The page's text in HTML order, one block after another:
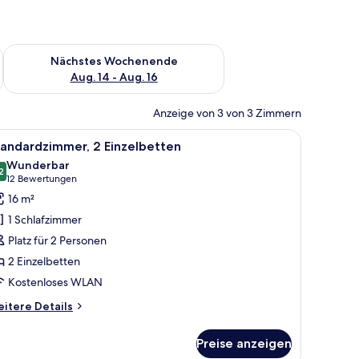
Aug. 7 - Aug. 9.
Nächstes Wochenende
Aug. 14 - Aug. 16
Überprüfe die Verfügbarkeit für nächstes Wochenende, Aug.
Anzeige von 3 von 3 Zimmern
runden Tisch und einer Couch.
einem Fernseher, einem an der Wand befestigten Regal mit einer
Einzelbetten
Ein Hotelzimmer mit zwei Betten, einem an
4 2 Einzelbetten
von 10
Wunderbar
12 Bewertungen
(12
Bewertungen)
16 m²
1 Schlafzimmer
Platz für 2 Personen
2 Einzelbetten
Kostenloses WLAN
Details
Preise anzeigen